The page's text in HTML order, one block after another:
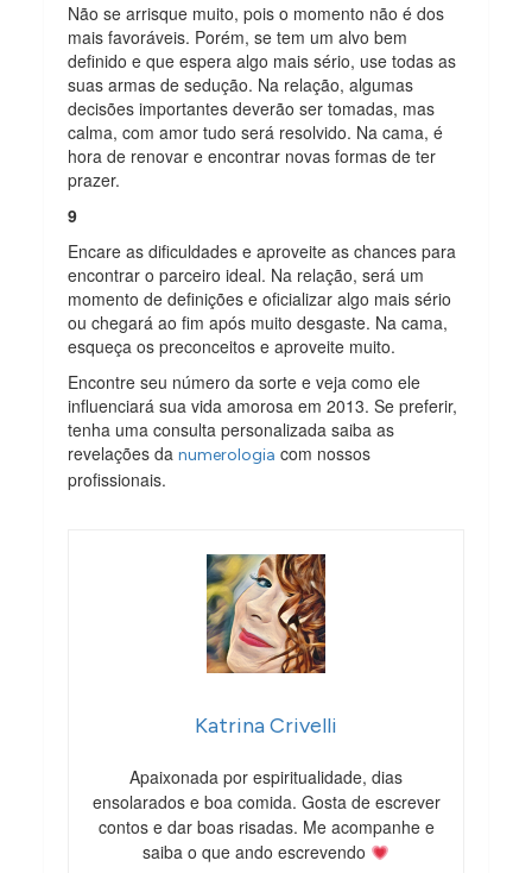
Não se arrisque muito, pois o momento não é dos
mais favoráveis. Porém, se tem um alvo bem
definido e que espera algo mais sério, use todas as
suas armas de sedução. Na relação, algumas
decisões importantes deverão ser tomadas, mas
calma, com amor tudo será resolvido. Na cama, é
hora de renovar e encontrar novas formas de ter
prazer.
9
Encare as dificuldades e aproveite as chances para
encontrar o parceiro ideal. Na relação, será um
momento de definições e oficializar algo mais sério
ou chegará ao fim após muito desgaste. Na cama,
esqueça os preconceitos e aproveite muito.
Encontre seu número da sorte e veja como ele
influenciará sua vida amorosa em 2013. Se preferir,
tenha uma consulta personalizada saiba as
revelações danumerologia com nossos
profissionais.
Katrina Crivelli
Apaixonada por espiritualidade, dias
ensolarados e boa comida. Gosta de escrever
contos e dar boas risadas. Me acompanhe e
saiba o que ando escrevendo